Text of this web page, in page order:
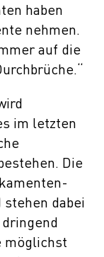
haben
nehmen.
auf die
im letzten
Die
dabei
möglichst